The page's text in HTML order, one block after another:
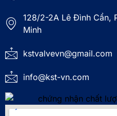
128/2-2A Lê Đình Cẩn,
Minh
kstvalvevn@gmail.com
info@kst-vn.com